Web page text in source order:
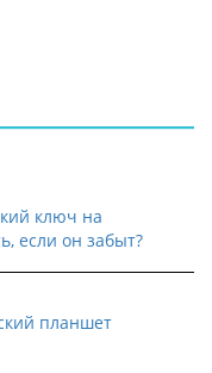
ключ на
если он забыт?
планшет